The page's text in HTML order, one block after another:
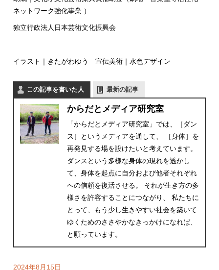
ネットワーク強化事業 ）
独立行政法人日本芸術文化振興会
イラスト｜きたがわゆう 宣伝美術｜水色デザイン
この記事を書いた人 最新の記事
からだとメディア研究室
「からだとメディア研究室」では、［ダン
ス］というメディアを通して、 ［身体］を
再発見する場を設けたいと考えています。
ダンスという多様な身体の現れを透かし
て、身体を起点に自分および他者それぞれ
への信頼を復活させる。 それが生き方の多
様さを許容することにつながり、 私たちに
とって、もう少し生きやすい社会を築いて
ゆくためのささやかなきっかけになれば、
と願っています。
2024年8月15日